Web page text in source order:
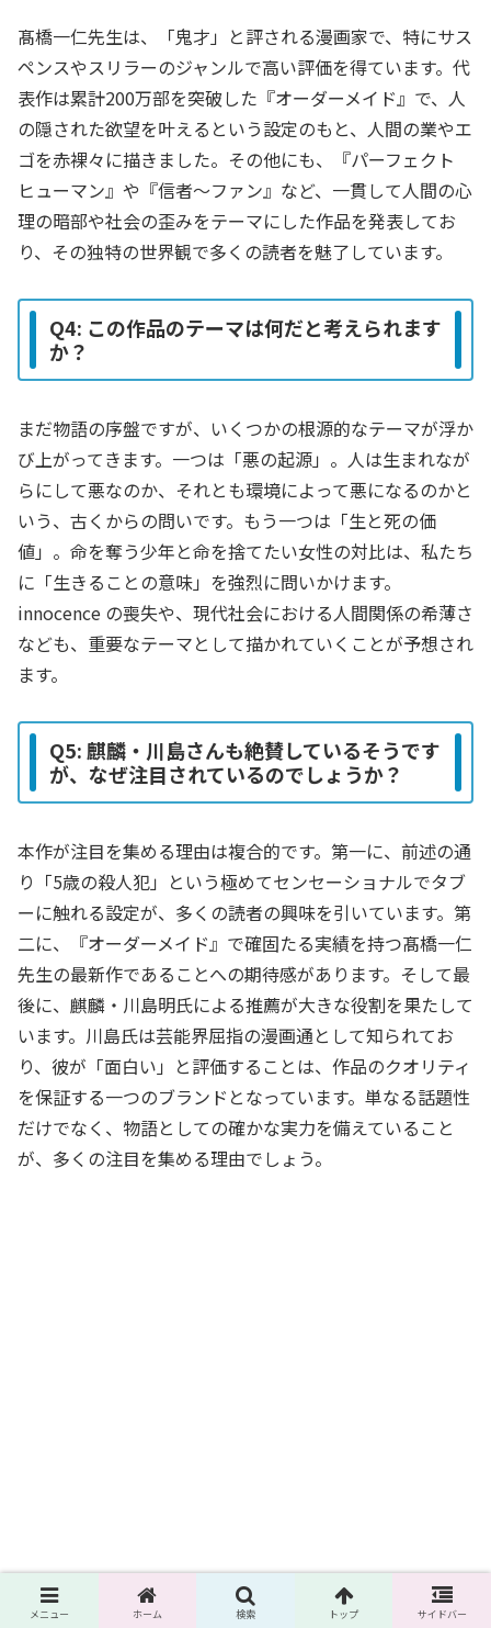
髙橋一仁先生は、「鬼才」と評される漫画家で、特にサス
ペンスやスリラーのジャンルで高い評価を得ています。代
表作は累計200万部を突破した『オーダーメイド』で、人
の隠された欲望を叶えるという設定のもと、人間の業やエ
ゴを赤裸々に描きました。その他にも、『パーフェクト
ヒューマン』や『信者～ファン』など、一貫して人間の心
理の暗部や社会の歪みをテーマにした作品を発表してお
り、その独特の世界観で多くの読者を魅了しています。
Q4: この作品のテーマは何だと考えられます
か？
まだ物語の序盤ですが、いくつかの根源的なテーマが浮か
び上がってきます。一つは「悪の起源」。人は生まれなが
らにして悪なのか、それとも環境によって悪になるのかと
いう、古くからの問いです。もう一つは「生と死の価
値」。命を奪う少年と命を捨てたい女性の対比は、私たち
に「生きることの意味」を強烈に問いかけます。
innocence の喪失や、現代社会における人間関係の希薄さ
なども、重要なテーマとして描かれていくことが予想され
ます。
Q5: 麒麟・川島さんも絶賛しているそうです
が、なぜ注目されているのでしょうか？
本作が注目を集める理由は複合的です。第一に、前述の通
り「5歳の殺人犯」という極めてセンセーショナルでタブ
ーに触れる設定が、多くの読者の興味を引いています。第
二に、『オーダーメイド』で確固たる実績を持つ髙橋一仁
先生の最新作であることへの期待感があります。そして最
後に、麒麟・川島明氏による推薦が大きな役割を果たして
います。川島氏は芸能界屈指の漫画通として知られてお
り、彼が「面白い」と評価することは、作品のクオリティ
を保証する一つのブランドとなっています。単なる話題性
だけでなく、物語としての確かな実力を備えていること
が、多くの注目を集める理由でしょう。
メニュー ホーム 検索 トップ サイドバー